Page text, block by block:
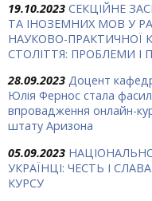
19.10.2023 СЕКЦІЙНЕ
ТА ІНОЗЕМНИХ МОВ У
НАУКОВО-ПРАКТИЧНОЇ
СТОЛІТТЯ: ПРОБЛЕМИ І
28.09.2023 Доцент
Юлія Фернос стала
впровадження онлайн-
штату Аризона
05.09.2023
УКРАЇНЦІ: ЧЕСТЬ І
КУРСУ